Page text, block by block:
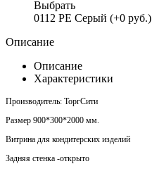
Выбрать
0112 PE Серый (+0 руб.)
Описание
Описание
Характеристики
Производитель: ТоргСити
Размер 900*300*2000 мм.
Витрина для кондитерских изделий
Задняя стенка -открыто